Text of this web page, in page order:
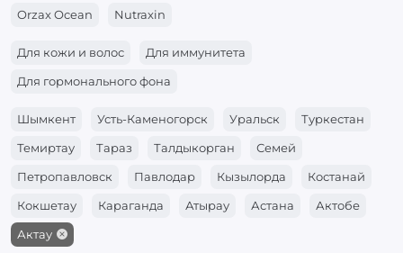
Orzax Ocean Nutraxin
Для кожи и волос
Для иммунитета
Для гормонального фона
Шымкент Усть-Каменогорск Уральск
Туркестан
Темиртау
Тараз Талдыкорган
Семей
Петропавловск
Павлодар Кызылорда
Костанай
Кокшетау
Караганда Атырау Астана
Актобе
Актау